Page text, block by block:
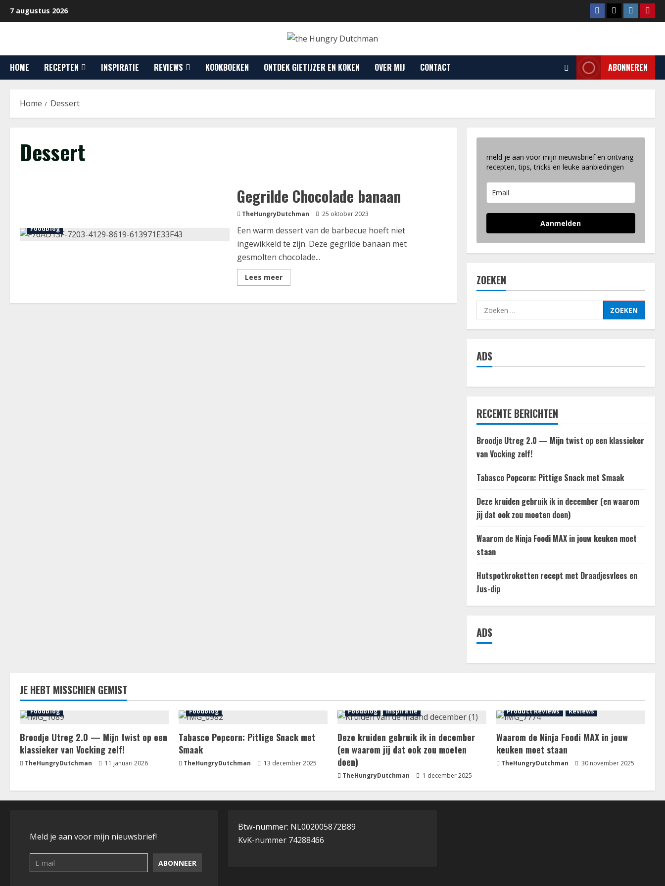
naar
7 augustus 2026 Facebook
TiktokInstagram
HOME RECEPTEN INSPIRATIE REVIEWS KOOKBOEKEN ONTDEK GIETIJZER EN KOKEN OVER MIJ CONTACT ABONNEREN
Home Dessert
Dessert
Foodblog
Gegrilde Chocolade banaan
TheHungryDutchman 25 oktober 2023
Een warm dessert van de barbecue hoeft niet
ingewikkeld te zijn. Deze gegrilde banaan met
gesmolten chocolade...
Lees meerLees
meer
Chocolade
meld je aan voor mijn nieuwsbrief en ontvang
recepten, tips, tricks en leuke aanbiedingen
Aanmelden
ZOEKEN
Zoeken
naar:
ADS
RECENTE BERICHTEN
Broodje Utreg 2.0 — Mijn twist op een klassieker
van Vocking zelf!
Tabasco Popcorn: Pittige Snack met Smaak
Deze kruiden gebruik ik in december (en waarom
jij dat ook zou moeten doen)
Waarom de Ninja Foodi MAX in jouw keuken moet
staan
Hutspotkroketten recept met Draadjesvlees en
Jus-dip
ADS
JE HEBT MISSCHIEN GEMIST
Foodblog
Broodje Utreg 2.0 — Mijn twist op een
klassieker van Vocking zelf!
TheHungryDutchman 11 januari 2026
Foodblog
Tabasco Popcorn: Pittige Snack met
Smaak
TheHungryDutchman 13 december 2025
Foodblog Inspiratie
Deze kruiden gebruik ik in december
(en waarom jij dat ook zou moeten
doen)
TheHungryDutchman 1 december 2025
Product Reviews Reviews
Waarom de Ninja Foodi MAX in jouw
keuken moet staan
TheHungryDutchman 30 november 2025
Meld je aan voor mijn nieuwsbrief!
Btw-nummer: NL002005872B89
KvK-nummer 74288466